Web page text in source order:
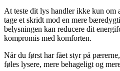
At teste dit lys handler ikke kun om
tage et skridt mod en mere
belysningen kan reducere dit
kompromis med komforten.
Når du først har fået styr på
føles lysere, mere behageligt og